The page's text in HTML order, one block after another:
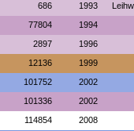
686 1993
77804 1994
2897 1996
12136 1999
101752 2002
101336 2002
114854 2008